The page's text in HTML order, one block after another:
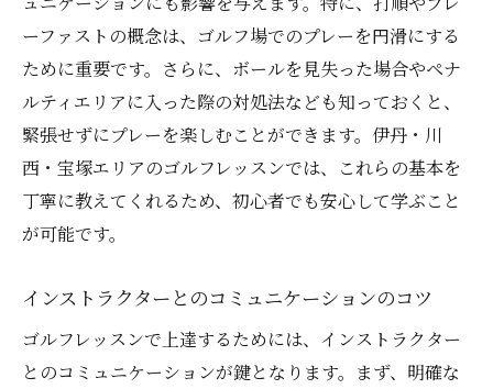
ーファストの概念は、ゴルフ場でのプレーを円滑にする
ために重要です。さらに、ボールを見失った場合やペナ
ルティエリアに入った際の対処法なども知っておくと、
緊張せずにプレーを楽しむことができます。伊丹・川
西・宝塚エリアのゴルフレッスンでは、これらの基本を
丁寧に教えてくれるため、初心者でも安心して学ぶこと
が可能です。
インストラクターとのコミュニケーションのコツ
ゴルフレッスンで上達するためには、インストラクター
とのコミュニケーションが鍵となります。まず、明確な